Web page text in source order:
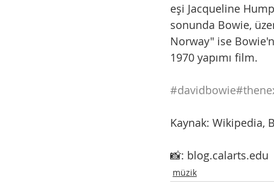
eşi Jacqueline
sonunda Bowie,
Norway" ise
1970 yapımı film.
#davidbowie
Kaynak: Wikipedia,
📸: blog.calarts.edu
müzik